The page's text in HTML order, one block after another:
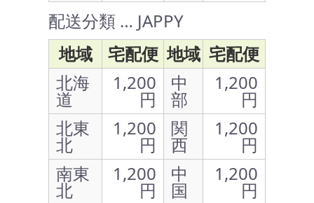
配送分類 … JAPPY
地域
宅配便 地域 宅配便
北海
道
1,200
円
中
部
1,200
円
北東
北
1,200
円
関
西
1,200
円
南東
北
1,200
円
中
国
1,200
円